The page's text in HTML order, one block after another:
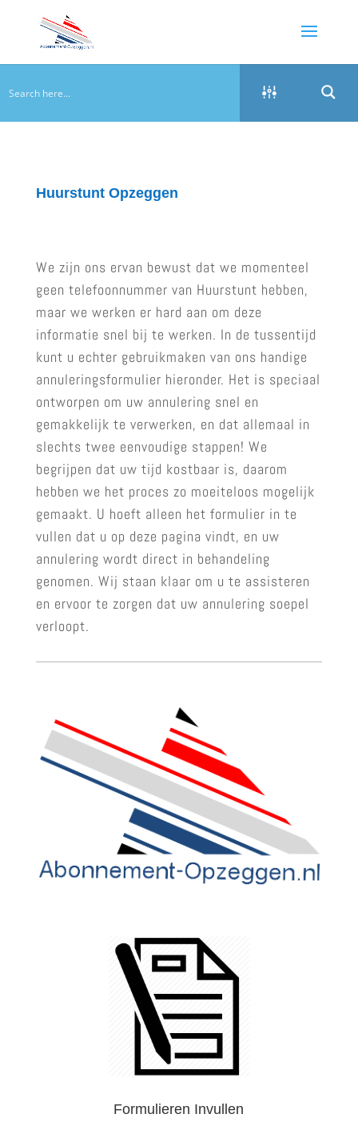
Huurstunt Opzeggen
We zijn ons ervan bewust dat we momenteel
geen telefoonnummer van Huurstunt hebben,
maar we werken er hard aan om deze
informatie snel bij te werken. In de tussentijd
kunt u echter gebruikmaken van ons handige
annuleringsformulier hieronder. Het is speciaal
ontworpen om uw annulering snel en
gemakkelijk te verwerken, en dat allemaal in
slechts twee eenvoudige stappen! We
begrijpen dat uw tijd kostbaar is, daarom
hebben we het proces zo moeiteloos mogelijk
gemaakt. U hoeft alleen het formulier in te
vullen dat u op deze pagina vindt, en uw
annulering wordt direct in behandeling
genomen. Wij staan klaar om u te assisteren
en ervoor te zorgen dat uw annulering soepel
verloopt.
Formulieren Invullen